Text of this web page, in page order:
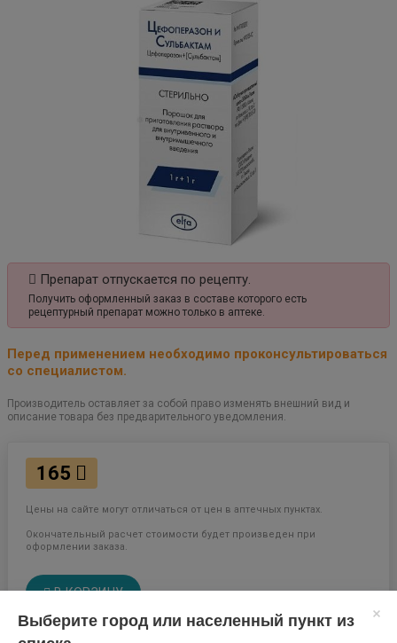
Препарат отпускается по рецепту.
Получить оформленный заказ в составе которого есть
рецептурный препарат можно только в аптеке.
Перед применением необходимо проконсультироваться
со специалистом.
Производитель оставляет за собой право изменять внешний вид и
описание товара без предварительного уведомления.
165
Цены на сайте могут отличаться от цен в аптечных пунктах.
Окончательный расчет стоимости будет произведен при
оформлении заказа.
В КОРЗИНУ
Выберите город или населенный пункт из